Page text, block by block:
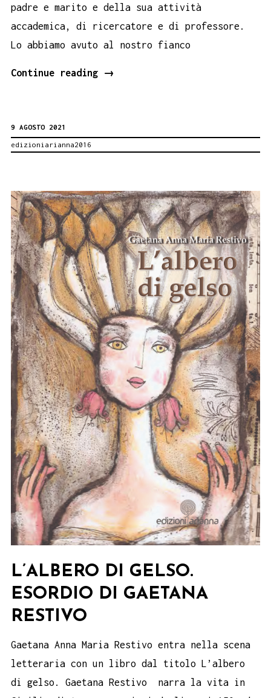
e
padre e marito e della sua attività
accademica, di ricercatore e di professore.
Lo abbiamo avuto al nostro fianco
Continue reading
TI
→
9 AGOSTO 2021
edizioniarianna2016
L’ALBERO DI GELSO.
ESORDIO DI GAETANA
RESTIVO
Gaetana Anna Maria Restivo entra nella scena
letteraria con un libro dal titolo L’albero
di gelso. Gaetana Restivo narra la vita in